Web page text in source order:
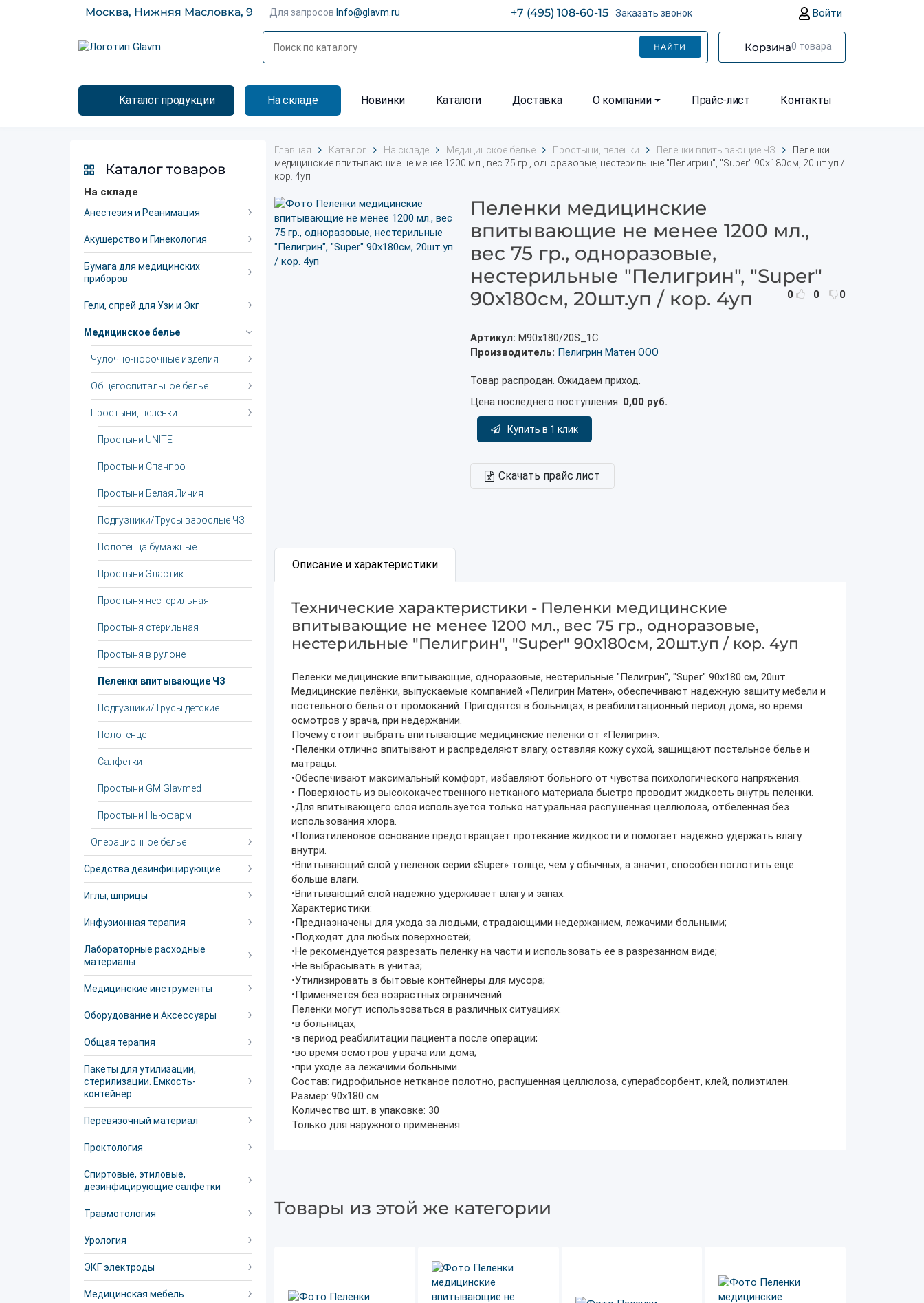
Москва, Нижняя Масловка, 9 Для запросов Info@glavm.ru +7 (495) 108-60-15 Заказать звонок Войти
НАЙТИ Корзина0 товара
Каталог продукции На складе Новинки Каталоги Доставка О компании Прайс-лист Контакты
Каталог товаров
На складе
Анестезия и Реанимация
Акушерство и Гинекология
Бумага для медицинских
приборов
Гели, спрей для Узи и Экг
Медицинское белье
Чулочно-носочные изделия
Общегоспитальное белье
Простыни, пеленки
Простыни UNITЕ
Простыни Спанпро
Простыни Белая Линия
Подгузники/Трусы взрослые ЧЗ
Полотенца бумажные
Простыни Эластик
Простыня нестерильная
Простыня стерильная
Простыня в рулоне
Пеленки впитывающие ЧЗ
Подгузники/Трусы детские
Полотенце
Салфетки
Простыни GM Glavmed
Простыни Ньюфарм
Операционное белье
Средства дезинфицирующие
Иглы, шприцы
Инфузионная терапия
Лабораторные расходные
материалы
Медицинские инструменты
Оборудование и Аксессуары
Общая терапия
Пакеты для утилизации,
стерилизации. Емкость-
контейнер
Перевязочный материал
Проктология
Спиртовые, этиловые,
дезинфицирующие салфетки
Травмотология
Урология
ЭКГ электроды
Медицинская мебель
Главная Каталог На складе Медицинское белье Простыни, пеленки Пеленки впитывающие ЧЗ
Пеленки
медицинские впитывающие не менее 1200 мл., вес 75 гр., одноразовые, нестерильные "Пелигрин", "Super" 90х180см, 20шт.уп /
кор. 4уп
Пеленки медицинские
впитывающие не менее 1200 мл.,
вес 75 гр., одноразовые,
нестерильные "Пелигрин", "Super"
90х180см, 20шт.уп / кор. 4уп
0 0 0
Артикул: М90х180/20S_1С
Производитель: Пелигрин Матен ООО
Товар распродан. Ожидаем приход.
Цена последнего поступления: 0,00 руб.
Купить в 1 клик
Скачать прайс лист
Описание и характеристики
Технические характеристики - Пеленки медицинские
впитывающие не менее 1200 мл., вес 75 гр., одноразовые,
нестерильные "Пелигрин", "Super" 90х180см, 20шт.уп / кор. 4уп
Пеленки медицинские впитывающие, одноразовые, нестерильные "Пелигрин", "Super" 90х180 см, 20шт.
Медицинские пелёнки, выпускаемые компанией «Пелигрин Матен», обеспечивают надежную защиту мебели и
постельного белья от промоканий. Пригодятся в больницах, в реабилитационный период дома, во время
осмотров у врача, при недержании.
Почему стоит выбрать впитывающие медицинские пеленки от «Пелигрин»:
•Пеленки отлично впитывают и распределяют влагу, оставляя кожу сухой, защищают постельное белье и
матрацы.
•Обеспечивают максимальный комфорт, избавляют больного от чувства психологического напряжения.
• Поверхность из высококачественного нетканого материала быстро проводит жидкость внутрь пеленки.
•Для впитывающего слоя используется только натуральная распушенная целлюлоза, отбеленная без
использования хлора.
•Полиэтиленовое основание предотвращает протекание жидкости и помогает надежно удержать влагу
внутри.
•Впитывающий слой у пеленок серии «Super» толще, чем у обычных, а значит, способен поглотить еще
больше влаги.
•Впитывающий слой надежно удерживает влагу и запах.
Характеристики:
•Предназначены для ухода за людьми, страдающими недержанием, лежачими больными;
•Подходят для любых поверхностей;
•Не рекомендуется разрезать пеленку на части и использовать ее в разрезанном виде;
•Не выбрасывать в унитаз;
•Утилизировать в бытовые контейнеры для мусора;
•Применяется без возрастных ограничений.
Пеленки могут использоваться в различных ситуациях:
•в больницах;
•в период реабилитации пациента после операции;
•во время осмотров у врача или дома;
•при уходе за лежачими больными.
Состав: гидрофильное нетканое полотно, распушенная целлюлоза, суперабсорбент, клей, полиэтилен.
Размер: 90х180 см
Количество шт. в упаковке: 30
Только для наружного применения.
Товары из этой же категории